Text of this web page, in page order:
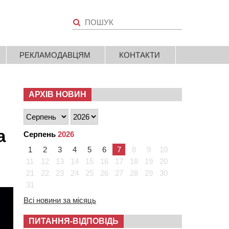
РЕКЛАМОДАВЦЯМ КОНТАКТИ
АРХІВ НОВИН
Серпень 2026
1
2 3 4 5 6 7 8 9
10
11
12 13 14 15 16 17 18 19
20
21
22 23 24 25 26 27 28 29
30
31
Всі новини за місяць
ПИТАННЯ-ВІДПОВІДЬ